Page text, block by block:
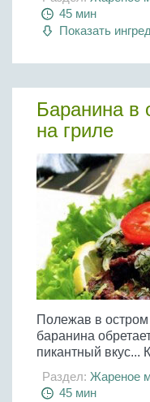
45 мин
Показать
Баранина в
на гриле
Полежав в
баранина
пикантный вкус...
Раздел: Жареное
45 мин